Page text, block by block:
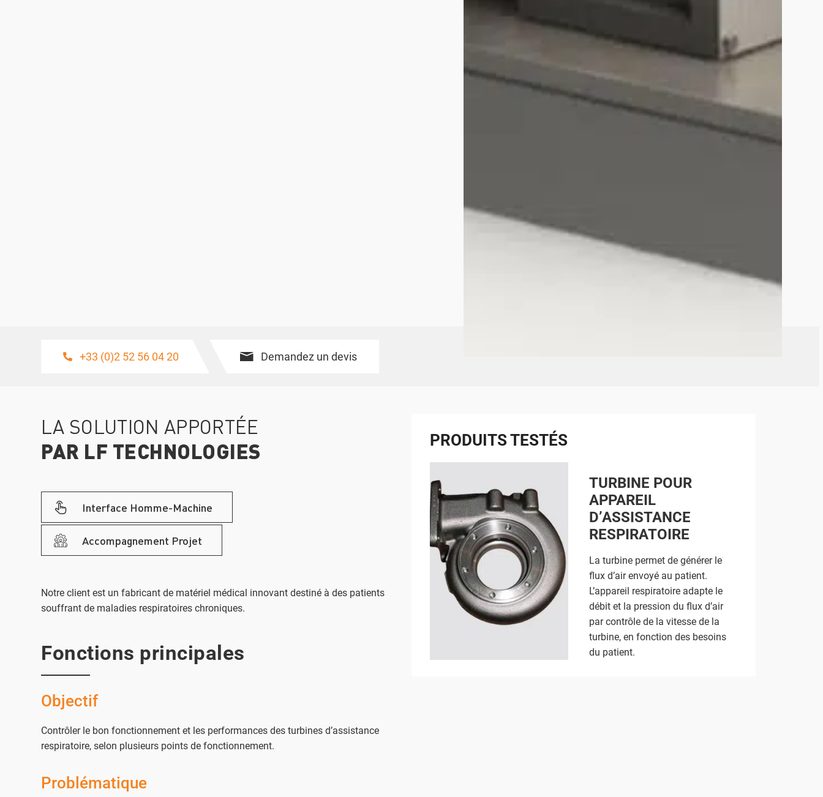
+33 (0)2 52 56 04 20 Demandez un devis
LA SOLUTION APPORTÉE
PAR LF TECHNOLOGIES
Interface Homme-Machine
Accompagnement Projet
Notre client est un fabricant de matériel médical innovant destiné à des patients
souffrant de maladies respiratoires chroniques.
Fonctions principales
Objectif
Contrôler le bon fonctionnement et les performances des turbines d’assistance
respiratoire, selon plusieurs points de fonctionnement.
Problématique
PRODUITS TESTÉS
TURBINE POUR
APPAREIL
D’ASSISTANCE
RESPIRATOIRE
La turbine permet de générer le
flux d’air envoyé au patient.
L’appareil respiratoire adapte le
débit et la pression du flux d’air
par contrôle de la vitesse de la
turbine, en fonction des besoins
du patient.